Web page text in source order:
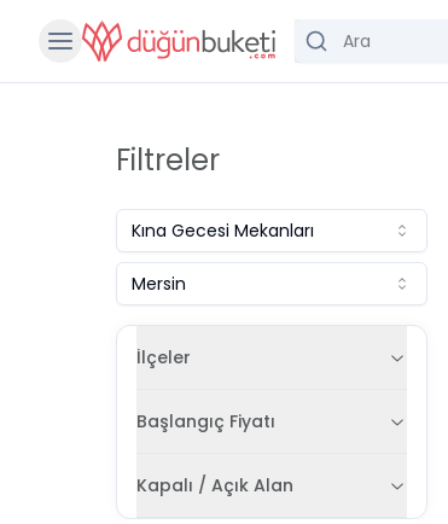
Filtreler
Kına Gecesi Mekanları
Mersin
İlçeler
Başlangıç Fiyatı
Kapalı / Açık Alan